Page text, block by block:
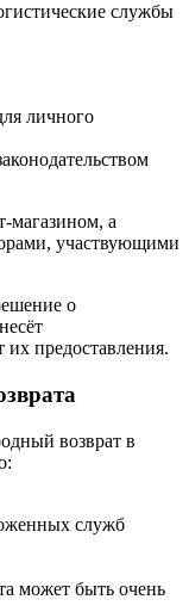
службы
личного
магазином, а
участвующими
о
их предоставления.
возврат в
служб
может быть очень